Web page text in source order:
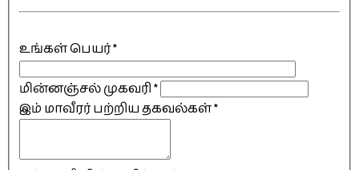
உங்கள் பெயர்*
மின்னஞ்சல் முகவரி*
இம் மாவீரர் பற்றிய தகவல்கள்*